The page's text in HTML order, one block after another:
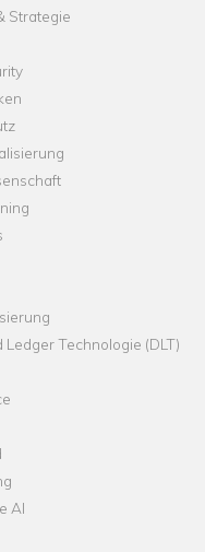
Strategie
Ledger Technologie (DLT)
AI